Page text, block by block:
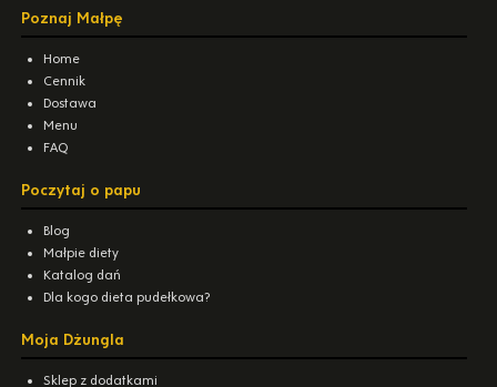
Poznaj Małpę
Home
Cennik
Dostawa
Menu
FAQ
Poczytaj o papu
Blog
Małpie diety
Katalog dań
Dla kogo dieta pudełkowa?
Moja Dżungla
Sklep z dodatkami